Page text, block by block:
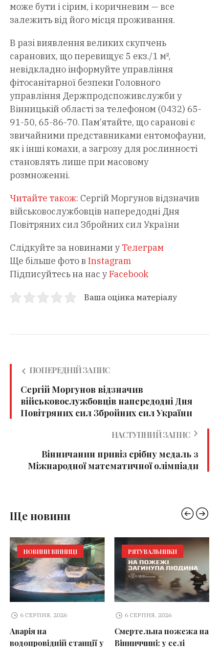
може бути і сірим, і коричневим — все
залежить від його місця проживання.
В разі виявлення великих скупчень
саранових, що перевищує 5 екз./1 м²,
невідкладно інформуйте управління
фітосанітарної безпеки Головного
управління Держпродспоживслужби у
Вінницькій області за телефоном (0432) 65-
91-50, 65-86-70. Пам’ятайте, що саранові є
звичайними представниками ентомофауни,
як і інші комахи, а загрозу для рослинності
становлять лише при масовому
розмноженні.
Читайте також: Сергій Моргунов відзначив
військовослужбовців напередодні Дня
Повітряних сил Збройних сил України
Слідкуйте за новинами у Телеграм
Ще більше фото в Instagram
Підписуйтесь на нас уFacebook
Ваша оцінка матеріалу
ПОПЕРЕДНІЙ ЗАПИС
Сергій Моргунов відзначив
військовослужбовців напередодні Дня
Повітряних сил Збройних сил України
НАСТУПНИЙ ЗАПИС
Вінничанин привіз срібну медаль з
Міжнародної математичної олімпіади
Ще новини
НОВИНИ ВІННИЦІ
6 СЕРПНЯ, 2026
Аварія на
водопровідній станції у
РЯТУВАЛЬНИКИ
6 СЕРПНЯ, 2026
Смертельна пожежа на
Вінниччині: у селі